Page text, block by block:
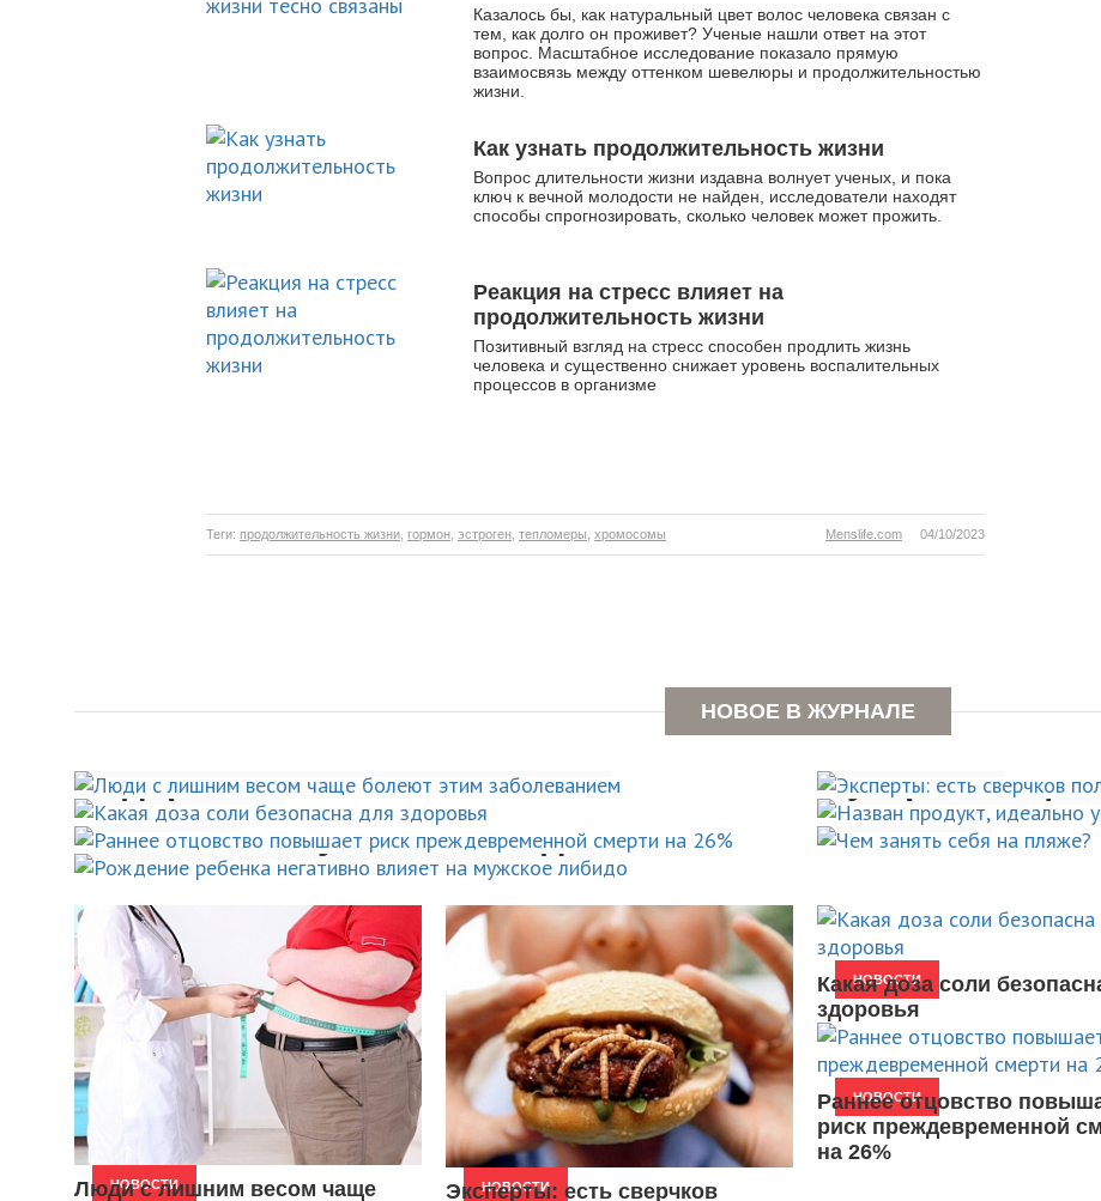
Казалось бы, как натуральный цвет волос человека связан с
тем, как долго он проживет? Ученые нашли ответ на этот
вопрос. Масштабное исследование показало прямую
взаимосвязь между оттенком шевелюры и продолжительностью
жизни.
Как узнать продолжительность жизни
Вопрос длительности жизни издавна волнует ученых, и пока
ключ к вечной молодости не найден, исследователи находят
способы спрогнозировать, сколько человек может прожить.
Реакция на стресс влияет на
продолжительность жизни
Позитивный взгляд на стресс способен продлить жизнь
человека и существенно снижает уровень воспалительных
процессов в организме
Теги: продолжительность жизни, гормон, эстроген, тепломеры, хромосомы 04/10/2023
Menslife.com
НОВОЕ В ЖУРНАЛЕ
НОВОСТИ
Эксперты:
НОВОСТИ
здоровья
НОВОСТИ
Назван
устраняющий
НОВОСТИ
Раннее отцовство повышает
на 26%
НОВОСТИ
пляже?
Рождение ребенка негативно
влияет на мужское либидо
НОВОСТИ
Люди с лишним весом чаще НОВОСТИ
Эксперты: есть сверчков
НОВОСТИ
Какая доза соли
здоровья
НОВОСТИ
Раннее отцовство
риск преждевременной
на 26%